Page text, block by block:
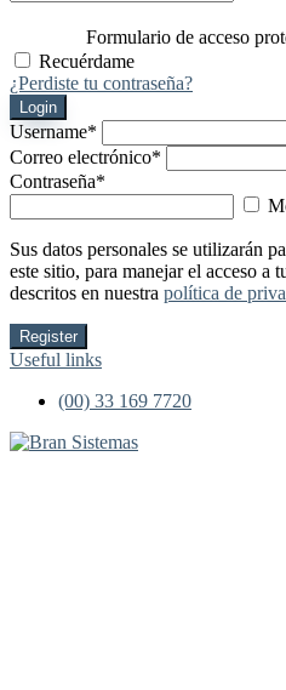
Formulario de acceso
Recuérdame
¿Perdiste tu contraseña?
Login
Username*
Correo electrónico*
Contraseña*
Sus datos personales se utilizarán
este sitio, para manejar el acceso a
descritos en nuestra política de
Register
Useful links
(00) 33 169 7720